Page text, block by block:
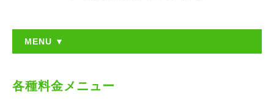
MENU ▼
各種料金メニュー